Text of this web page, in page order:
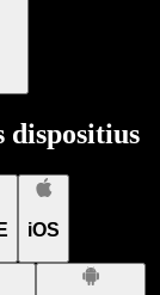
dispositius
iOS